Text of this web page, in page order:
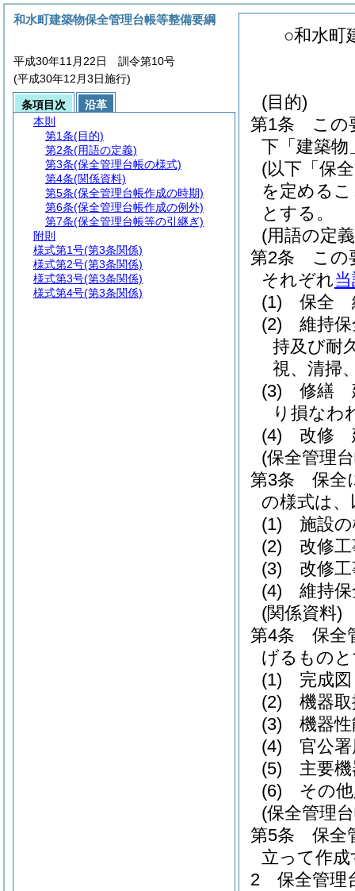
○和水町
(目的)
第1条
この
下「建築
(以下「保
を定める
とする。
(用語の定
第2条
この
それぞれ
(1)
保全
(2)
維持
持及び耐
視、清掃
(3)
修繕
り損なわ
(4)
改修
(保全管理
第3条
保全
の様式は
(1)
施設
(2)
改修
(3)
改修
(4)
維持
(関係資料)
第4条
保全
げるもの
(1)
完成図
(2)
機器
(3)
機器
(4)
官公
(5)
主要
(6)
その
(保全管理
第5条
保全
立って作
2
保全管理
和水町建築物保全管理台帳等整備要綱
平成30年11月22日 訓令第10号
(平成30年12月3日施行)
条項目次
沿革
本則
第1条(目的)
第2条(用語の定義)
第3条(保全管理台帳の様式)
第4条(関係資料)
第5条(保全管理台帳作成の時期)
第6条(保全管理台帳作成の例外)
第7条(保全管理台帳等の引継ぎ)
附則
様式第1号(第3条関係)
様式第2号(第3条関係)
様式第3号(第3条関係)
様式第4号(第3条関係)